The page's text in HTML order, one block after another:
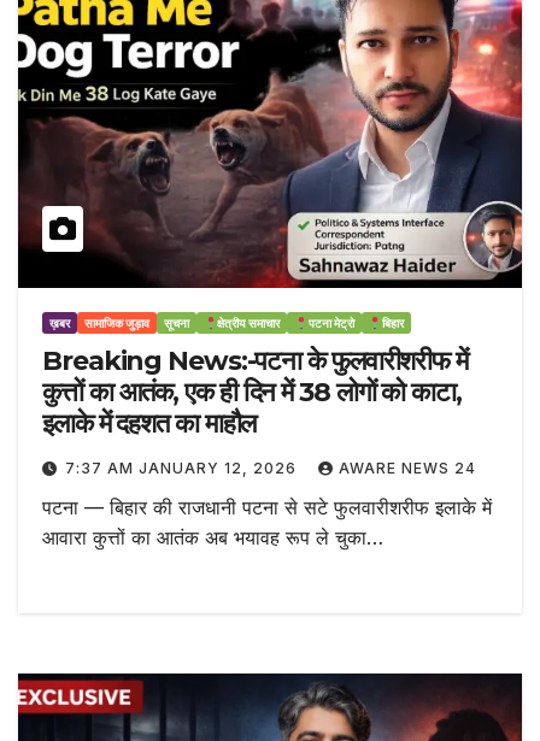
ख़बर सामाजिक जुड़ाव सूचना क्षेत्रीय समाचार पटना मेट्रो बिहार
Breaking News:-पटना के फुलवारीशरीफ में
कुत्तों का आतंक, एक ही दिन में 38 लोगों को काटा,
इलाके में दहशत का माहौल
7:37 AM JANUARY 12, 2026 AWARE NEWS 24
पटना — बिहार की राजधानी पटना से सटे फुलवारीशरीफ इलाके में
आवारा कुत्तों का आतंक अब भयावह रूप ले चुका…